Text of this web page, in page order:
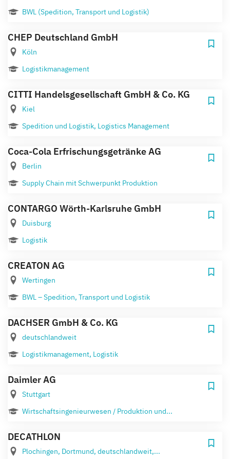
BWL (Spedition, Transport und Logistik)
CHEP Deutschland GmbH
Köln
Logistikmanagement
CITTI Handelsgesellschaft GmbH & Co. KG
Kiel
Spedition und Logistik, Logistics Management
Coca-Cola Erfrischungsgetränke AG
Berlin
Supply Chain mit Schwerpunkt Produktion
CONTARGO Wörth-Karlsruhe GmbH
Duisburg
Logistik
CREATON AG
Wertingen
BWL – Spedition, Transport und Logistik
DACHSER GmbH & Co. KG
deutschlandweit
Logistikmanagement, Logistik
Daimler AG
Stuttgart
Wirtschaftsingenieurwesen / Produktion und...
DECATHLON
Plochingen, Dortmund, deutschlandweit,...